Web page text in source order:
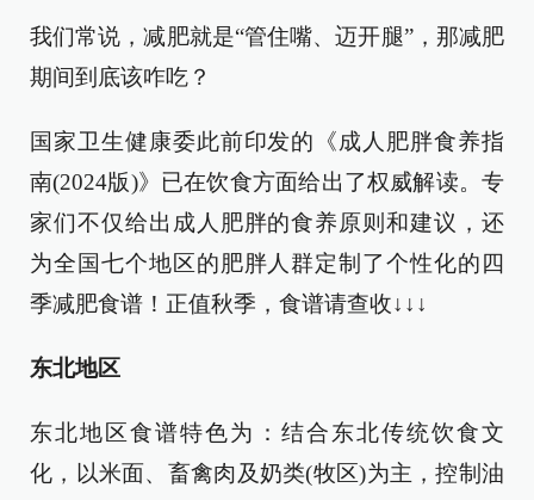
我们常说，减肥就是“管住嘴、迈开腿”，那减肥
期间到底该咋吃？
国家卫生健康委此前印发的《成人肥胖食养指
南(2024版)》已在饮食方面给出了权威解读。专
家们不仅给出成人肥胖的食养原则和建议，还
为全国七个地区的肥胖人群定制了个性化的四
季减肥食谱！正值秋季，食谱请查收↓↓↓
东北地区
东北地区食谱特色为：结合东北传统饮食文
化，以米面、畜禽肉及奶类(牧区)为主，控制油